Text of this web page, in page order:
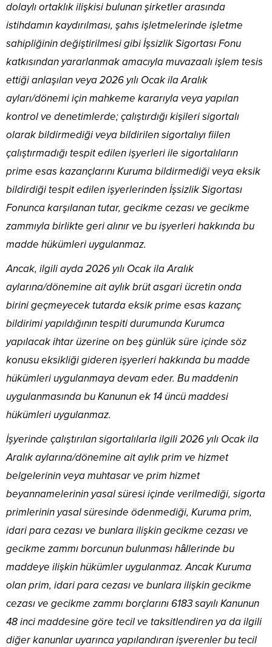
dolaylı ortaklık ilişkisi bulunan şirketler arasında
istihdamın kaydırılması, şahıs işletmelerinde işletme
sahipliğinin değiştirilmesi gibi İşsizlik Sigortası Fonu
katkısından yararlanmak amacıyla muvazaalı işlem tesis
ettiği anlaşılan veya 2026 yılı Ocak ila Aralık
ayları/dönemi için mahkeme kararıyla veya yapılan
kontrol ve denetimlerde; çalıştırdığı kişileri sigortalı
olarak bildirmediği veya bildirilen sigortalıyı fiilen
çalıştırmadığı tespit edilen işyerleri ile sigortalıların
prime esas kazançlarını Kuruma bildirmediği veya eksik
bildirdiği tespit edilen işyerlerinden İşsizlik Sigortası
Fonunca karşılanan tutar, gecikme cezası ve gecikme
zammıyla birlikte geri alınır ve bu işyerleri hakkında bu
madde hükümleri uygulanmaz.
Ancak, ilgili ayda 2026 yılı Ocak ila Aralık
aylarına/dönemine ait aylık brüt asgari ücretin onda
birini geçmeyecek tutarda eksik prime esas kazanç
bildirimi yapıldığının tespiti durumunda Kurumca
yapılacak ihtar üzerine on beş günlük süre içinde söz
konusu eksikliği gideren işyerleri hakkında bu madde
hükümleri uygulanmaya devam eder. Bu maddenin
uygulanmasında bu Kanunun ek 14 üncü maddesi
hükümleri uygulanmaz.
İşyerinde çalıştırılan sigortalılarla ilgili 2026 yılı Ocak ila
Aralık aylarına/dönemine ait aylık prim ve hizmet
belgelerinin veya muhtasar ve prim hizmet
beyannamelerinin yasal süresi içinde verilmediği, sigorta
primlerinin yasal süresinde ödenmediği, Kuruma prim,
idari para cezası ve bunlara ilişkin gecikme cezası ve
gecikme zammı borcunun bulunması hâllerinde bu
maddeye ilişkin hükümler uygulanmaz. Ancak Kuruma
olan prim, idari para cezası ve bunlara ilişkin gecikme
cezası ve gecikme zammı borçlarını 6183 sayılı Kanunun
48 inci maddesine göre tecil ve taksitlendiren ya da ilgili
diğer kanunlar uyarınca yapılandıran işverenler bu tecil